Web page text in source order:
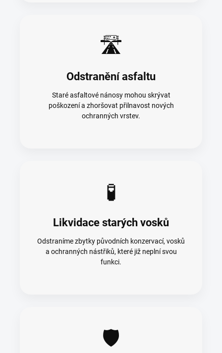
🛣️
Odstranění asfaltu
Staré asfaltové nánosy mohou skrývat
poškození a zhoršovat přilnavost nových
ochranných vrstev.
🧪
Likvidace starých vosků
Odstraníme zbytky původních konzervací, vosků
a ochranných nástřiků, které již neplní svou
funkci.
🛡️